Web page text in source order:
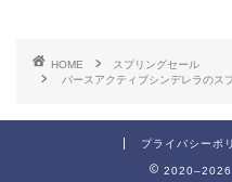
HOME
スプリングセール
バースアクティブシンデレラのス
プライバシーポ
2020–2026